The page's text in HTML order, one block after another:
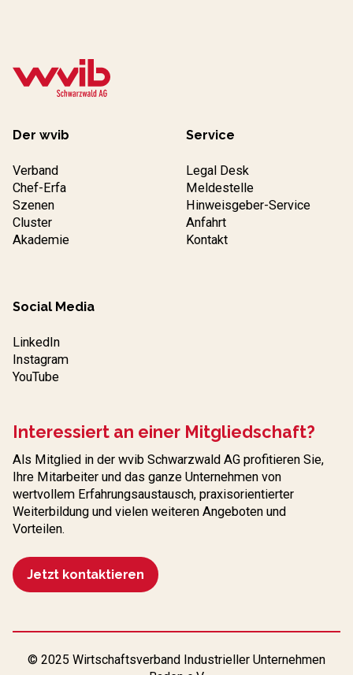
Der wvib
Verband
Chef-Erfa
Szenen
Cluster
Akademie
Service
Legal Desk
Meldestelle
Hinweisgeber-Service
Anfahrt
Kontakt
Social Media
LinkedIn
Instagram
YouTube
Interessiert an einer Mitgliedschaft?
Als Mitglied in der wvib Schwarzwald AG profitieren Sie,
Ihre Mitarbeiter und das ganze Unternehmen von
wertvollem Erfahrungs­austausch, praxisorientierter
Weiterbildung und vielen weiteren Angeboten und
Vorteilen.
Jetzt kontaktieren
© 2025 Wirtschaftsverband Industrieller Unternehmen